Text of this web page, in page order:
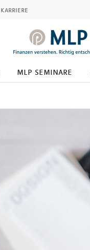
karriere
mlp seminare